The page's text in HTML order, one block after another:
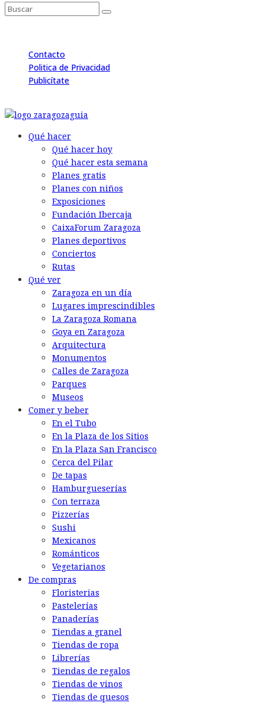
Contacto
Politica de Privacidad
Publicítate
Qué hacer
Qué hacer hoy
Qué hacer esta semana
Planes gratis
Planes con niños
Exposiciones
Fundación Ibercaja
CaixaForum Zaragoza
Planes deportivos
Conciertos
Rutas
Qué ver
Zaragoza en un día
Lugares imprescindibles
La Zaragoza Romana
Goya en Zaragoza
Arquitectura
Monumentos
Calles de Zaragoza
Parques
Museos
Comer y beber
En el Tubo
En la Plaza de los Sitios
En la Plaza San Francisco
Cerca del Pilar
De tapas
Hamburgueserías
Con terraza
Pizzerías
Sushi
Mexicanos
Románticos
Vegetarianos
De compras
Floristerias
Pastelerías
Panaderías
Tiendas a granel
Tiendas de ropa
Librerías
Tiendas de regalos
Tiendas de vinos
Tiendas de quesos